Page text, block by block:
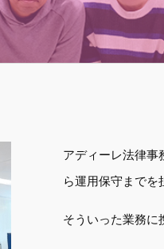
アディーレ法律事
ら運用保守までを
そういった業務に